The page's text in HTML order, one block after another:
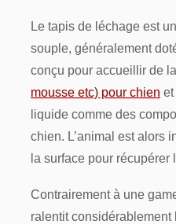
Le tapis de léchage est
souple, généralement
conçu pour accueillir de
mousse etc) pour chien et
liquide comme des
chien. L’animal est alors
la surface pour récupérer
Contrairement à une
ralentit